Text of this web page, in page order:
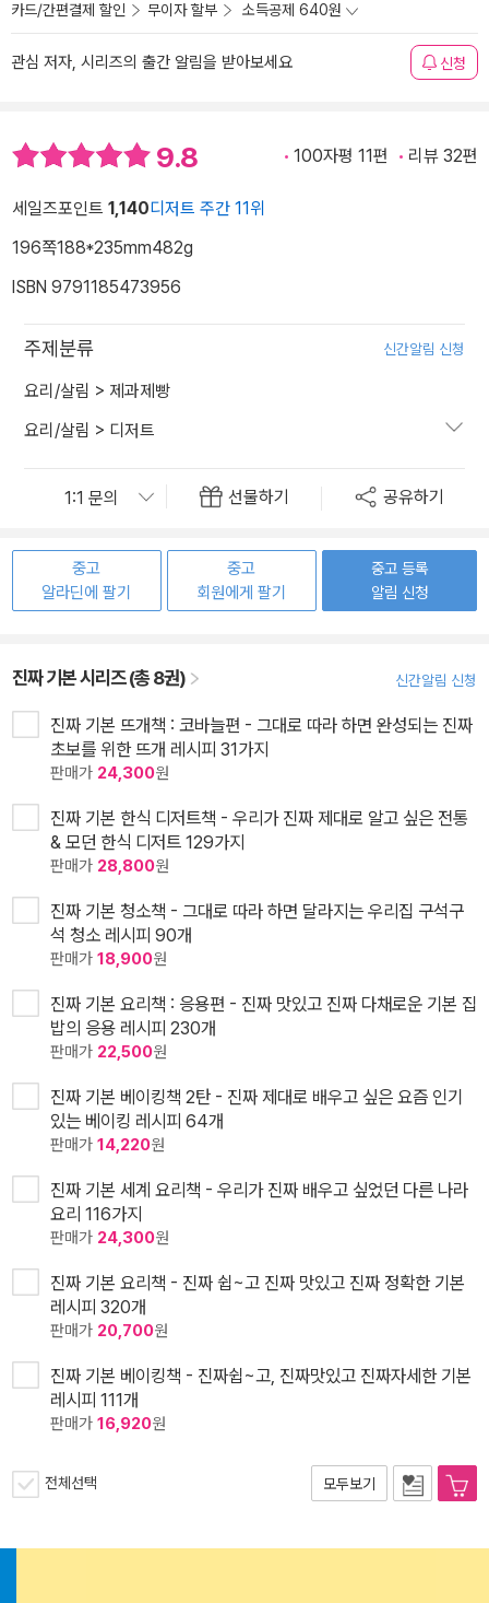
카드/간편결제 할인 무이자 할부 소득공제 640원
관심 저자, 시리즈의 출간 알림을 받아보세요 신청
9.8 100자평 11편 리뷰 32편
세일즈포인트 1,140디저트 주간 11위
196쪽188*235mm482g
ISBN 9791185473956
주제분류 신간알림 신청
요리/살림 > 제과제빵
요리/살림 > 디저트
선물하기 공유하기
중고
알라딘에 팔기
중고
회원에게 팔기
중고 등록
알림 신청
진짜 기본 시리즈 (총 8권) 신간알림 신청
진짜 기본 뜨개책 : 코바늘편 - 그대로 따라 하면 완성되는 진짜
초보를 위한 뜨개 레시피 31가지
판매가 24,300원
진짜 기본 한식 디저트책 - 우리가 진짜 제대로 알고 싶은 전통
& 모던 한식 디저트 129가지
판매가 28,800원
진짜 기본 청소책 - 그대로 따라 하면 달라지는 우리집 구석구
석 청소 레시피 90개
판매가 18,900원
진짜 기본 요리책 : 응용편 - 진짜 맛있고 진짜 다채로운 기본 집
밥의 응용 레시피 230개
판매가 22,500원
진짜 기본 베이킹책 2탄 - 진짜 제대로 배우고 싶은 요즘 인기
있는 베이킹 레시피 64개
판매가 14,220원
진짜 기본 세계 요리책 - 우리가 진짜 배우고 싶었던 다른 나라
요리 116가지
판매가 24,300원
진짜 기본 요리책 - 진짜 쉽~고 진짜 맛있고 진짜 정확한 기본
레시피 320개
판매가 20,700원
진짜 기본 베이킹책 - 진짜쉽~고, 진짜맛있고 진짜자세한 기본
레시피 111개
판매가 16,920원
전체선택 모두보기